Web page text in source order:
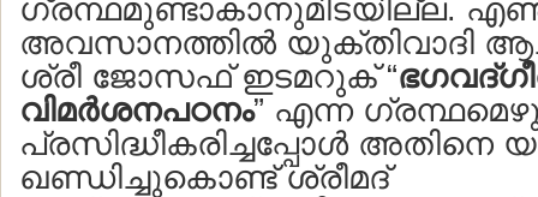
ഗ്രന്ഥമുണ്ടാകാനുമിടയില്ല.
അവസാനത്തില്‍ യുക്തിവാദി
ശ്രീ ജോസഫ് ഇടമറുക് “
വിമര്‍ശനപഠനം” എന്ന
പ്രസിദ്ധീകരിച്ചപ്പോള്‍
ഖണ്ഡിച്ചുകൊണ്ട് ശ്രീമദ്